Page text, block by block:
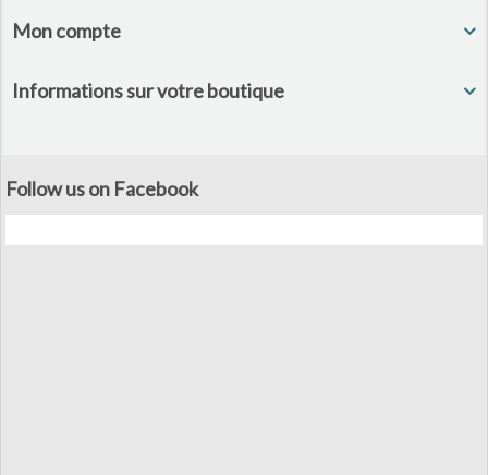
Mon compte
Informations sur votre boutique
Follow us on Facebook